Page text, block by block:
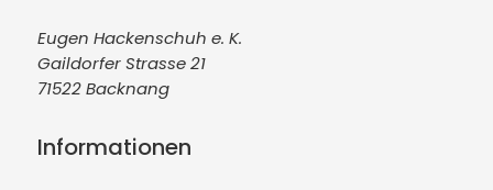
Eugen Hackenschuh e. K.
Gaildorfer Strasse 21
71522 Backnang
Informationen